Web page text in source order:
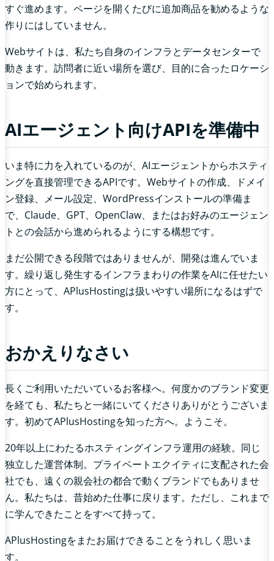
すぐ進めます。ページを開くたびに追加商品を勧めるような
作りにはしていません。
Webサイトは、私たち自身のインフラとデータセンターで
動きます。訪問者に近い場所を選び、目的に合ったロケーシ
ョンで始められます。
AIエージェント向けAPIを準備中
いま特に力を入れているのが、AIエージェントからホスティ
ングを直接管理できるAPIです。Webサイトの作成、ドメイ
ン登録、メール設定、WordPressインストールの準備ま
で、Claude、GPT、OpenClaw、またはお好みのエージェン
トとの会話から進められるようにする構想です。
まだ公開できる段階ではありませんが、開発は進んでいま
す。繰り返し発生するインフラまわりの作業をAIに任せたい
方にとって、APlusHostingは扱いやすい場所になるはずで
す。
おかえりなさい
長くご利用いただいているお客様へ。何度かのブランド変更
を経ても、私たちと一緒にいてくださりありがとうございま
す。初めてAPlusHostingを知った方へ。ようこそ。
20年以上にわたるホスティングインフラ運用の経験。同じ
独立した運営体制。プライベートエクイティに支配された会
社でも、遠くの親会社の都合で動くブランドでもありませ
ん。私たちは、昔始めた仕事に戻ります。ただし、これまで
に学んできたことをすべて持って。
APlusHostingをまたお届けできることをうれしく思いま
す。